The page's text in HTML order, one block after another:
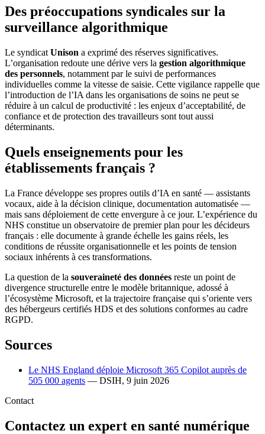
Des préoccupations syndicales sur la
surveillance algorithmique
Le syndicat Unison a exprimé des réserves significatives.
L’organisation redoute une dérive vers la gestion algorithmique
des personnels, notamment par le suivi de performances
individuelles comme la vitesse de saisie. Cette vigilance rappelle que
l’introduction de l’IA dans les organisations de soins ne peut se
réduire à un calcul de productivité : les enjeux d’acceptabilité, de
confiance et de protection des travailleurs sont tout aussi
déterminants.
Quels enseignements pour les
établissements français ?
La France développe ses propres outils d’IA en santé — assistants
vocaux, aide à la décision clinique, documentation automatisée —
mais sans déploiement de cette envergure à ce jour. L’expérience du
NHS constitue un observatoire de premier plan pour les décideurs
français : elle documente à grande échelle les gains réels, les
conditions de réussite organisationnelle et les points de tension
sociaux inhérents à ces transformations.
La question de la souveraineté des données reste un point de
divergence structurelle entre le modèle britannique, adossé à
l’écosystème Microsoft, et la trajectoire française qui s’oriente vers
des hébergeurs certifiés HDS et des solutions conformes au cadre
RGPD.
Sources
Le NHS England déploie Microsoft 365 Copilot auprès de
505 000 agents — DSIH, 9 juin 2026
Contact
Contactez un expert en santé numérique